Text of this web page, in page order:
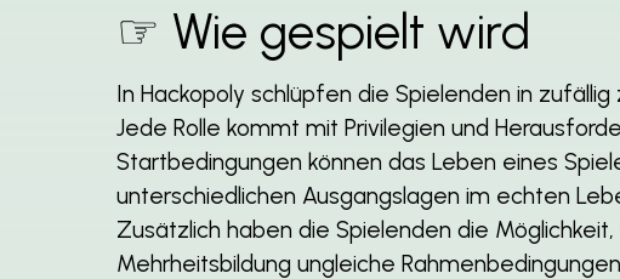
☞ Wie gespielt wird
In Hackopoly schlüpfen die Spielenden in
Jede Rolle kommt mit Privilegien und
Startbedingungen können das Leben eines
unterschiedlichen Ausgangslagen im echten
Zusätzlich haben die Spielenden die
Mehrheitsbildung ungleiche